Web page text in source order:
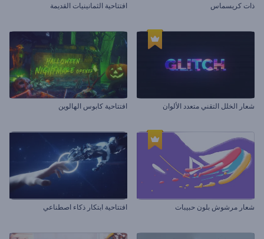
ذات كريسماس افتتاحية الثمانينيات القديمة
شعار الخلل التقني متعدد الألوان افتتاحية كابوس الهالوين
شعار مرشوش بلون حبيبات افتتاحية ابتكار ذكاء اصطناعي